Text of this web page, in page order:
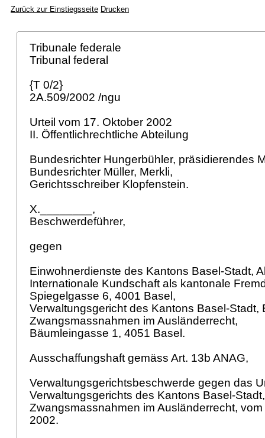
Zurück zur Einstiegsseite Drucken
Tribunale federale
Tribunal federal
{T 0/2}
2A.509/2002 /ngu
Urteil vom 17. Oktober 2002
II. Öffentlichrechtliche Abteilung
Bundesrichter Hungerbühler, präsidierendes
Bundesrichter Müller, Merkli,
Gerichtsschreiber Klopfenstein.
X.________,
Beschwerdeführer,
gegen
Einwohnerdienste des Kantons Basel-Stadt,
Internationale Kundschaft als kantonale
Spiegelgasse 6, 4001 Basel,
Verwaltungsgericht des Kantons Basel-Stadt,
Zwangsmassnahmen im Ausländerrecht,
Bäumleingasse 1, 4051 Basel.
Ausschaffungshaft gemäss Art. 13b ANAG,
Verwaltungsgerichtsbeschwerde gegen das
Verwaltungsgerichts des Kantons Basel-
Zwangsmassnahmen im Ausländerrecht,
2002.